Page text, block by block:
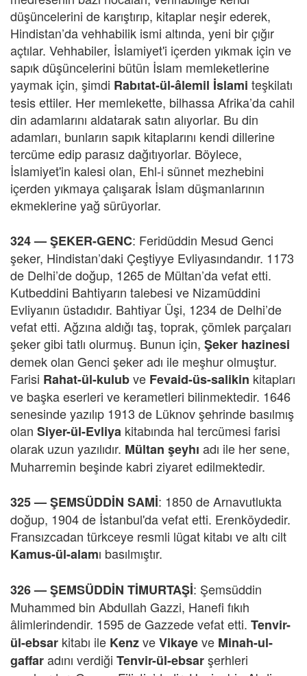
düşüncelerini de karıştırıp, kitaplar neşir ederek,
Hindistan’da vehhabilik ismi altında, yeni bir çığır
açtılar. Vehhabiler, İslamiyet'i içerden yıkmak için ve
sapık düşüncelerini bütün İslam memleketlerine
yaymak için, şimdi Rabıtat-ül-âlemil İslami teşkilatı
tesis ettiler. Her memlekette, bilhassa Afrika’da cahil
din adamlarını aldatarak satın alıyorlar. Bu din
adamları, bunların sapık kitaplarını kendi dillerine
tercüme edip parasız dağıtıyorlar. Böylece,
İslamiyet'in kalesi olan, Ehl-i sünnet mezhebini
içerden yıkmaya çalışarak İslam düşmanlarının
ekmeklerine yağ sürüyorlar.
324 —ŞEKER-GENC: Feridüddin Mesud Genci
şeker, Hindistan’daki Çeştiyye Evliyasındandır. 1173
de Delhi’de doğup, 1265 de Mültan’da vefat etti.
Kutbeddini Bahtiyarın talebesi ve Nizamüddini
Evliyanın üstadıdır. Bahtiyar Üşi, 1234 de Delhi’de
vefat etti. Ağzına aldığı taş, toprak, çömlek parçaları
şeker gibi tatlı olurmuş. Bunun için, Şeker hazinesi
demek olan Genci şeker adı ile meşhur olmuştur.
Farisi Rahat-ül-kulubve Fevaid-üs-salikin kitapları
ve başka eserleri ve kerametleri bilinmektedir. 1646
senesinde yazılıp 1913 de Lüknov şehrinde basılmış
olan Siyer-ül-Evliya kitabında hal tercümesi farisi
olarak uzun yazılıdır. Mültan şeyhı adı ile her sene,
Muharremin beşinde kabri ziyaret edilmektedir.
325 —ŞEMSÜDDİN SAMİ: 1850 de Arnavutlukta
doğup, 1904 de İstanbul'da vefat etti. Erenköydedir.
Fransızcadan türkceye resmli lügat kitabı ve altı cilt
Kamus-ül-alamı basılmıştır.
326 —ŞEMSÜDDİN TİMURTAŞİ: Şemsüddin
Muhammed bin Abdullah Gazzi, Hanefi fıkıh
âlimlerindendir. 1595 de Gazzede vefat etti. Tenvir-
ül-ebsar kitabı ile KenzveVikayeve Minah-ul-
gaffaradını verdiği Tenvir-ül-ebsarşerhleri